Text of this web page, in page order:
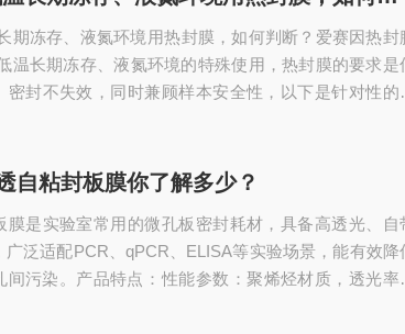
期冻存、液氮环境‌用热封膜，如何判断？爱赛因热封
温长期冻存、液氮环境的特殊使用，热封膜的要求是
密封不失效，同时兼顾样本安全性，以下是针对性的
避免样本暴露。密封强度‌：热封后需耐受-0.1MPa负
染。生物安全性‌...
自粘封板膜你了解多少？
膜是实验室常用的微孔板密封耗材，具备高透光、自
广泛适配PCR、qPCR、ELISA等实验场景，能有效降
间污染。产品特点：‌性能参数‌：聚烯烃材质，透光率